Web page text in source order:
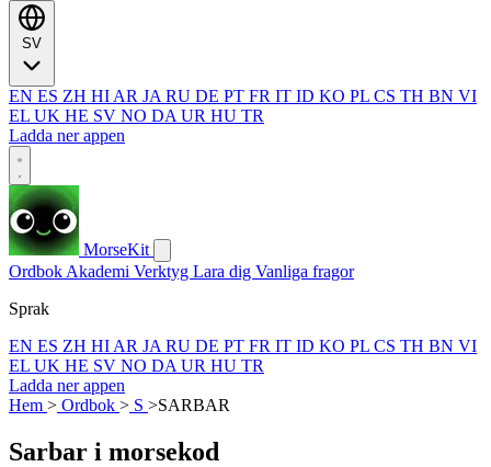
EN ES ZH HI AR JA RU DE PT FR IT ID KO PL CS TH BN VI
EL UK HE SV NO DA UR HU TR
Ladda ner appen
MorseKit
Ordbok Akademi Verktyg Lara dig Vanliga fragor
Sprak
EN ES ZH HI AR JA RU DE PT FR IT ID KO PL CS TH BN VI
EL UK HE SV NO DA UR HU TR
Ladda ner appen
Hem > Ordbok > S >SARBAR
Sarbar i morsekod